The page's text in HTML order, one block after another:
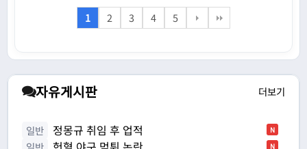
자유게시판 더보기
일반 정몽규 취임 후 업적 N
N
1 2 3 4 5